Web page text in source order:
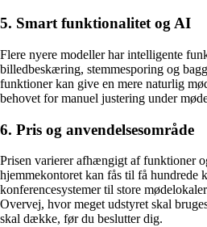
5. Smart funktionalitet og AI
Flere nyere modeller har intelligente
billedbeskæring, stemmesporing og
funktioner kan give en mere naturlig
behovet for manuel justering under
6. Pris og anvendelsesområde
Prisen varierer afhængigt af funktioner
hjemmekontoret kan fås til få hundrede
konferencesystemer til store
Overvej, hvor meget udstyret skal
skal dække, før du beslutter dig.